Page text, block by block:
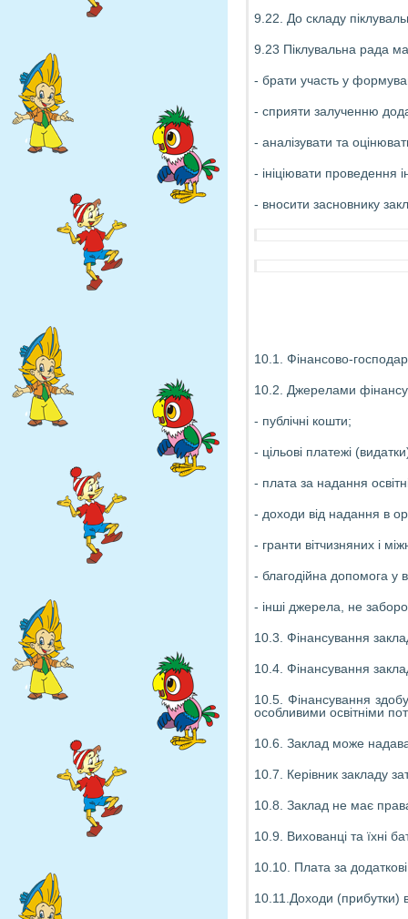
9.22. До складу
9.23 Піклувальна рада
- брати участь у
- сприяти залученню
- аналізувати та
- ініціювати проведення
- вносити засновнику
10.1. Фінансово-
10.2. Джерелами
- публічні кошти;
- цільові платежі
- плата за надання
- доходи від надання в
- гранти вітчизняних і
- благодійна допомога у
- інші джерела, не
10.3. Фінансування
10.4. Фінансування
10.5. Фінансування
особливими освітніми
10.6. Заклад може
10.7. Керівник закладу
10.8. Заклад не має права
10.9. Вихованці та їхні
10.10. Плата за
10.11.Доходи (прибутки)